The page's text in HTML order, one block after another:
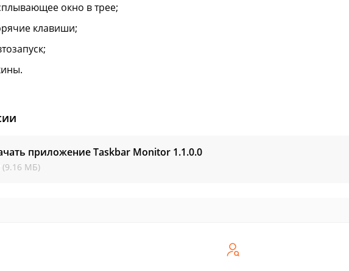
окно в трее;
клавиши;
приложение Taskbar Monitor 1.1.0.0
(9.16 МБ)